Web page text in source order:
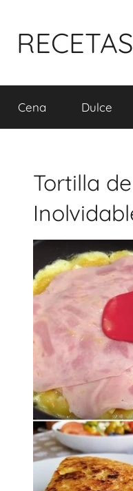
Cena Dulce
Tortilla